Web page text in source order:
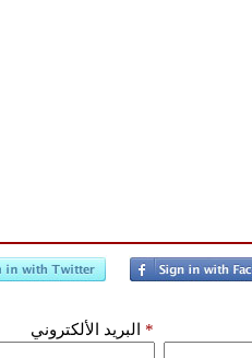
البريد الألكتروني *